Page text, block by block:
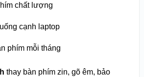
chất lượng
cạnh laptop
phím mỗi tháng
thay bàn phím zin, gõ êm, bảo